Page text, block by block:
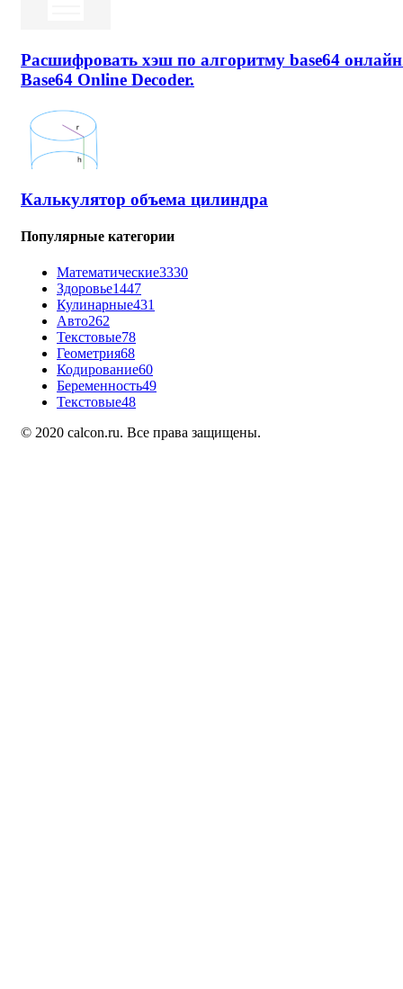
Расшифровать хэш по алгоритму base64
Base64 Online Decoder.
Калькулятор объема цилиндра
Популярные категории
Математические3330
Здоровье1447
Кулинарные431
Авто262
Текстовые78
Геометрия68
Кодирование60
Беременность49
Текстовые48
© 2020 calcon.ru. Все права защищены.